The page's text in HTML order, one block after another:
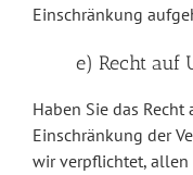
Einschränkung
e) Recht auf
Haben Sie das
Einschränkung der
wir verpflichtet, allen